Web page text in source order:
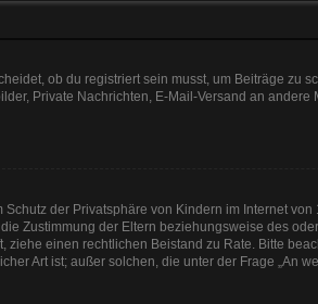
ob du registriert sein musst, um Beiträge zu
Private Nachrichten, E-Mail-Versand an
der Privatsphäre von Kindern im Internet
Zustimmung der Eltern beziehungsweise des
einen rechtlichen Beistand zu Rate. Bitte
Art ist; außer solchen, die unter der Frage „An